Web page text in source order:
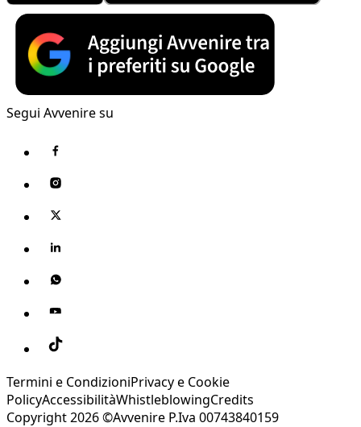
Segui Avvenire su
Termini e CondizioniPrivacy e Cookie
PolicyAccessibilitàWhistleblowingCredits
Copyright 2026 ©Avvenire P.Iva 00743840159